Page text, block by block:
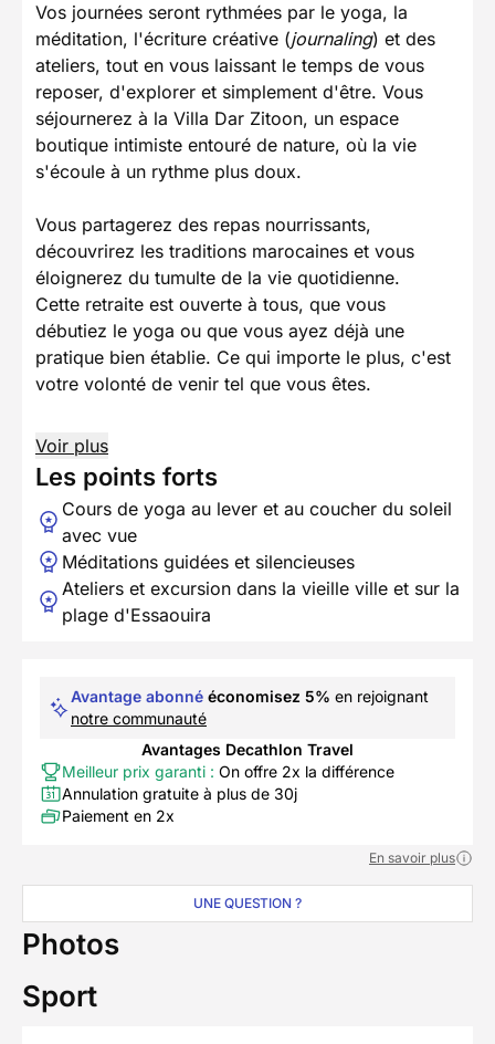
Vos journées seront rythmées par le yoga, la
méditation, l'écriture créative (journaling) et des
ateliers, tout en vous laissant le temps de vous
reposer, d'explorer et simplement d'être. Vous
séjournerez à la Villa Dar Zitoon, un espace
boutique intimiste entouré de nature, où la vie
s'écoule à un rythme plus doux.
Vous partagerez des repas nourrissants,
découvrirez les traditions marocaines et vous
éloignerez du tumulte de la vie quotidienne.
Cette retraite est ouverte à tous, que vous
débutiez le yoga ou que vous ayez déjà une
pratique bien établie. Ce qui importe le plus, c'est
votre volonté de venir tel que vous êtes.
Voir plus
Les points forts
Cours de yoga au lever et au coucher du soleil
avec vue
Méditations guidées et silencieuses
Ateliers et excursion dans la vieille ville et sur la
plage d'Essaouira
Avantage abonné économisez 5% en rejoignant
notre communauté
Avantages Decathlon Travel
Meilleur prix garanti : On offre 2x la différence
Annulation gratuite à plus de 30j
Paiement en 2x
En savoir plus
UNE QUESTION ?
Photos
Sport